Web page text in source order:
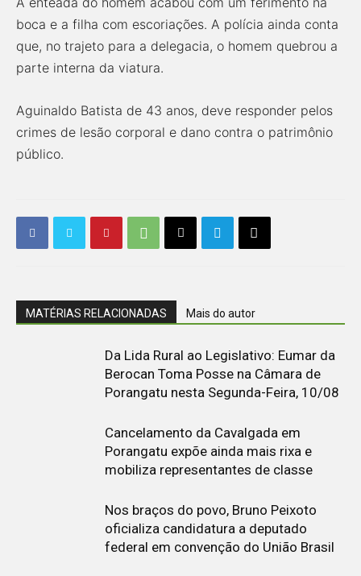
boca e a filha com escoriações. A polícia ainda conta
que, no trajeto para a delegacia, o homem quebrou a
parte interna da viatura.
Aguinaldo Batista de 43 anos, deve responder pelos
crimes de lesão corporal e dano contra o patrimônio
público.
MATÉRIAS RELACIONADAS Mais do autor
Da Lida Rural ao Legislativo: Eumar da
Berocan Toma Posse na Câmara de
Porangatu nesta Segunda-Feira, 10/08
Cancelamento da Cavalgada em
Porangatu expõe ainda mais rixa e
mobiliza representantes de classe
Nos braços do povo, Bruno Peixoto
oficializa candidatura a deputado
federal em convenção do União Brasil